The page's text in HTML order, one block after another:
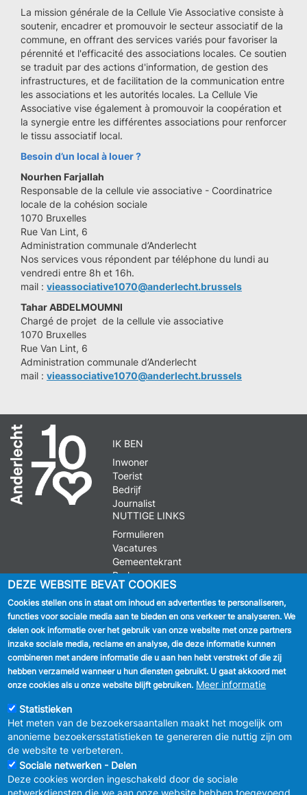
La mission générale de la Cellule Vie Associative consiste à
soutenir, encadrer et promouvoir le secteur associatif de la
commune, en offrant des services variés pour favoriser la
pérennité et l'efficacité des associations locales. Ce soutien
se traduit par des actions d'information, de gestion des
infrastructures, et de facilitation de la communication entre
les associations et les autorités locales. La Cellule Vie
Associative vise également à promouvoir la coopération et
la synergie entre les différentes associations pour renforcer
le tissu associatif local.
Besoin d’un local à louer ?
Nourhen Farjallah
Responsable de la cellule vie associative - Coordinatrice
locale de la cohésion sociale
1070 Bruxelles
Rue Van Lint, 6
Administration communale d’Anderlecht
Nos services vous répondent par téléphone du lundi au
vendredi entre 8h et 16h.
mail : vieassociative1070@anderlecht.brussels
Tahar ABDELMOUMNI
Chargé de projet de la cellule vie associative
1070 Bruxelles
Rue Van Lint, 6
Administration communale d’Anderlecht
mail : vieassociative1070@anderlecht.brussels
IK BEN
Inwoner
Toerist
Bedrijf
Journalist
NUTTIGE LINKS
Formulieren
Vacatures
Gemeentekrant
Parkeren
VOLG ONS
Facebook
Linkedin
Instagram
MENU
Vertrouwelijkheid
DEZE WEBSITE BEVAT COOKIES
Cookies stellen ons in staat om inhoud en advertenties te personaliseren,
functies voor sociale media aan te bieden en ons verkeer te analyseren. We
delen ook informatie over het gebruik van onze website met onze partners
inzake sociale media, reclame en analyse, die deze informatie kunnen
combineren met andere informatie die u aan hen hebt verstrekt of die zij
hebben verzameld wanneer u hun diensten gebruikt. U gaat akkoord met
onze cookies als u onze website blijft gebruiken. Meer informatie
Statistieken
Het meten van de bezoekersaantallen maakt het mogelijk om
anonieme bezoekersstatistieken te genereren die nuttig zijn om
de website te verbeteren.
Sociale netwerken - Delen
Deze cookies worden ingeschakeld door de sociale
netwerkdiensten die we aan onze website hebben toegevoegd